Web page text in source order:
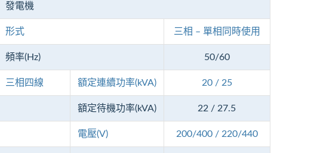
發電機
形式 三相 – 單相同時使用
頻率(Hz) 50/60
三相四線 額定連續功率(kVA) 20 / 25
額定待機功率(kVA) 22 / 27.5
電壓(V) 200/400 / 220/440